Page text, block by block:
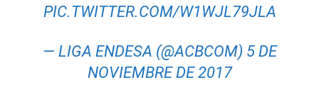
PIC.TWITTER.COM/W1WJL79JLA
— LIGA ENDESA (@ACBCOM) 5 DE
NOVIEMBRE DE 2017